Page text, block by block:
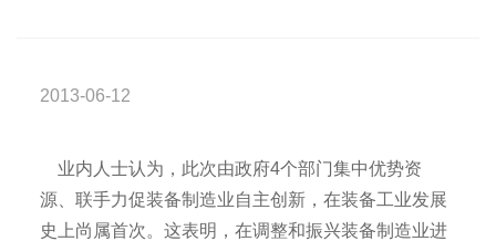
2013-06-12
业内人士认为，此次由政府4个部门集中优势资
源、联手力促装备制造业自主创新，在装备工业发展
史上尚属首次。这表明，在调整和振兴装备制造业进